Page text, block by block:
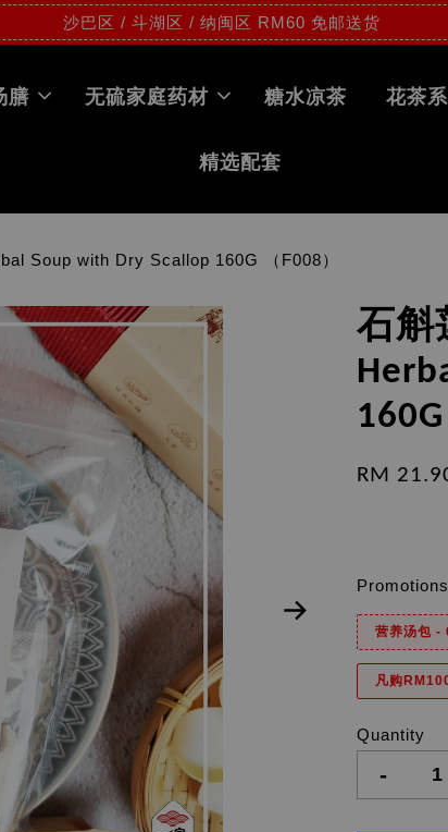
沙巴区 / 斗湖区 / 纳闽区 RM60 免邮送货
膳 无硫家庭药材 糖水凉茶 花茶系
精选配套
Soup with Dry Scallop 160G （F008）
石斛
RM
Promotions
营养汤包 -
凡购
Quantity
-